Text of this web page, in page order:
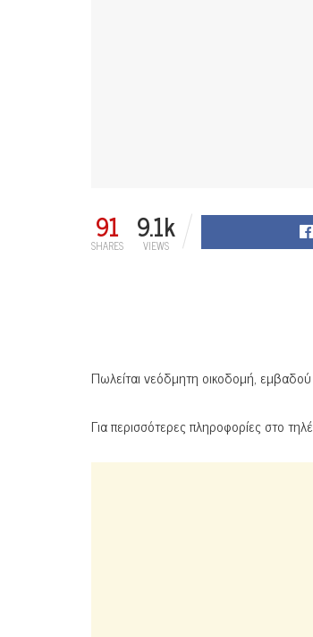
91
SHARES 9.1k
VIEWS
Πωλείται νεόδμητη οικοδομή,
Για περισσότερες πληροφορίες στο